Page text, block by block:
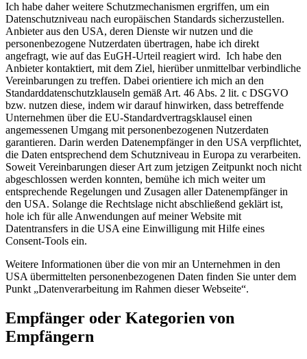
Ich habe daher weitere Schutzmechanismen ergriffen, um ein
Datenschutzniveau nach europäischen Standards sicherzustellen.
Anbieter aus den USA, deren Dienste wir nutzen und die
personenbezogene Nutzerdaten übertragen, habe ich direkt
angefragt, wie auf das EuGH-Urteil reagiert wird. Ich habe den
Anbieter kontaktiert, mit dem Ziel, hierüber unmittelbar verbindliche
Vereinbarungen zu treffen. Dabei orientiere ich mich an den
Standarddatenschutzklauseln gemäß Art. 46 Abs. 2 lit. c DSGVO
bzw. nutzen diese, indem wir darauf hinwirken, dass betreffende
Unternehmen über die EU-Standardvertragsklausel einen
angemessenen Umgang mit personenbezogenen Nutzerdaten
garantieren. Darin werden Datenempfänger in den USA verpflichtet,
die Daten entsprechend dem Schutzniveau in Europa zu verarbeiten.
Soweit Vereinbarungen dieser Art zum jetzigen Zeitpunkt noch nicht
abgeschlossen werden konnten, bemühe ich mich weiter um
entsprechende Regelungen und Zusagen aller Datenempfänger in
den USA. Solange die Rechtslage nicht abschließend geklärt ist,
hole ich für alle Anwendungen auf meiner Website mit
Datentransfers in die USA eine Einwilligung mit Hilfe eines
Consent-Tools ein.
Weitere Informationen über die von mir an Unternehmen in den
USA übermittelten personenbezogenen Daten finden Sie unter dem
Punkt „Datenverarbeitung im Rahmen dieser Webseite“.
Empfänger oder Kategorien von
Empfängern